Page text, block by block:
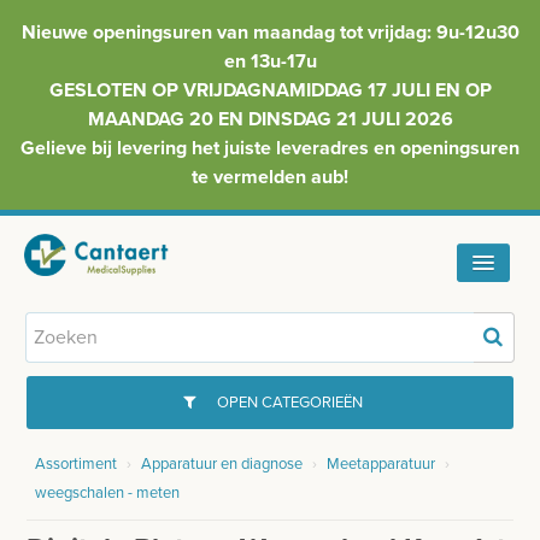
Nieuwe openingsuren van maandag tot vrijdag: 9u-12u30
en 13u-17u
GESLOTEN OP VRIJDAGNAMIDDAG 17 JULI EN OP
MAANDAG 20 EN DINSDAG 21 JULI 2026
Gelieve bij levering het juiste leveradres en openingsuren
te vermelden aub!
HOME
INFO
OPEN CATEGORIEËN
GYNAECOLOGIE
Assortiment › Apparatuur en diagnose › Meetapparatuur ›
weegschalen - meten